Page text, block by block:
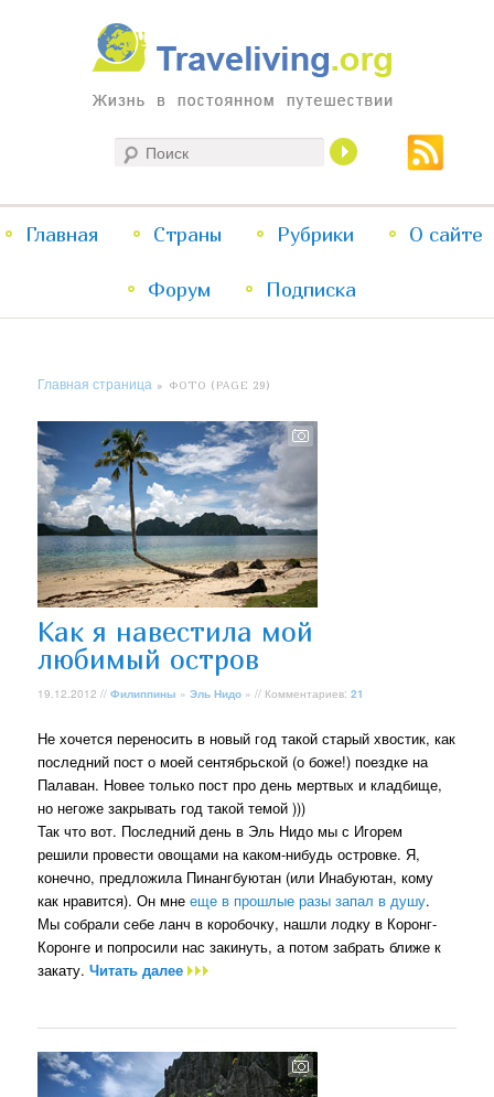
Traveliving
Жизнь в постоянном путешествии
меню
Перейти
к
Перейти
к
Главная Страны Рубрики О сайте
Форум Подписка
Главная страница » ФОТО (PAGE 29)
Как я навестила мой
любимый остров
19.12.2012 //Филиппины »Эль Нидо » // Комментариев:21
Не хочется переносить в новый год такой старый хвостик, как
последний пост о моей сентябрьской (о боже!) поездке на
Палаван. Новее только пост про день мертвых и кладбище,
но негоже закрывать год такой темой )))
Так что вот. Последний день в Эль Нидо мы с Игорем
решили провести овощами на каком-нибудь островке. Я,
конечно, предложила Пинангбуютан (или Инабуютан, кому
как нравится). Он мнееще в прошлые разы запал в душу.
Мы собрали себе ланч в коробочку, нашли лодку в Коронг-
Коронге и попросили нас закинуть, а потом забрать ближе к
закату.Читать далее